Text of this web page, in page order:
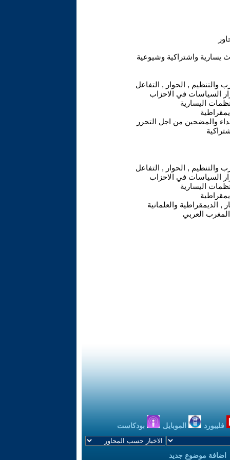
يسارية واشتراكية وشيوعية
والتنظيم , الحوار , التفاعل
السياسات في الاحزاب
اليسارية
والمضحين من اجل التحرر
والتنظيم , الحوار , التفاعل
السياسات في الاحزاب
اليسارية
, الديمقراطية والعلمانية
العربي
فليبورد الموبايل بودكاست
اضافة موضوع جديد